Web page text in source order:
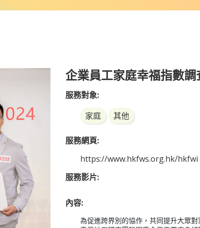
企業員工家庭幸福指數調
服務對象:
家庭
其他
服務網頁:
https://www.hkfws.org.hk/hkfwi
服務影片:
內容:
為促進跨界別的協作，共同提升大眾